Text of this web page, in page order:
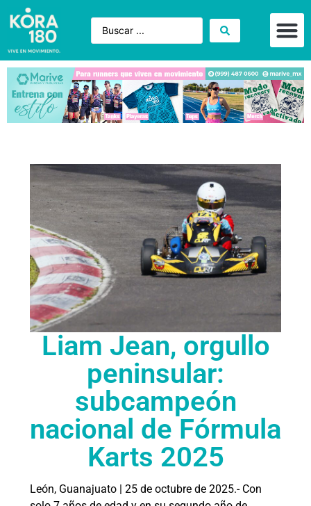
Liam Jean, orgullo
peninsular:
subcampeón
nacional de Fórmula
Karts 2025
León, Guanajuato | 25 de octubre de 2025.- Con